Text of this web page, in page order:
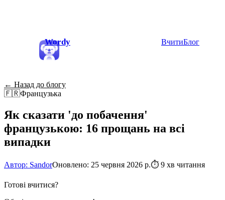
Wordy ВчитиБлог
← Назад до блогу
🇫🇷Французька
Як сказати 'до побачення'
французькою: 16 прощань на всі
випадки
Автор: SandorОновлено: 25 червня 2026 р.⏱ 9 хв читання
Готові вчитися?